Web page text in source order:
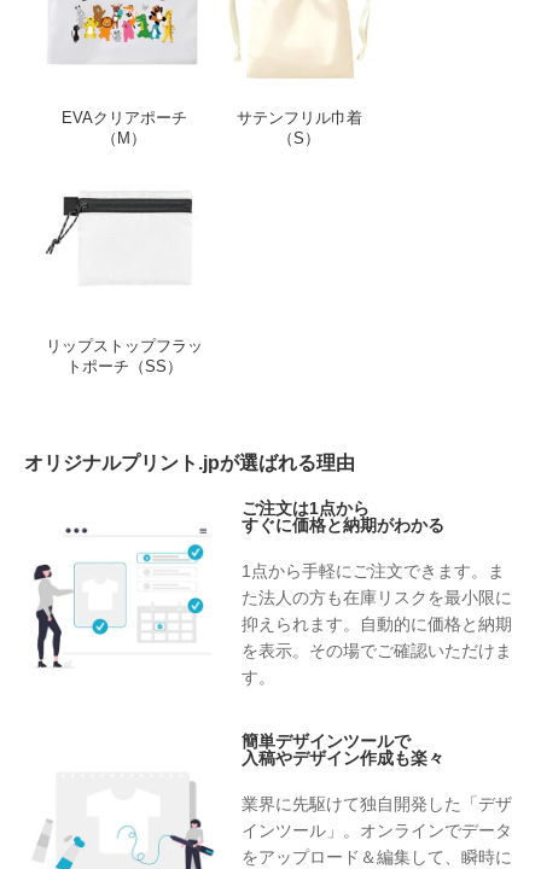
EVAクリアポーチ
（M）
サテンフリル巾着
（S）
リップストップフラッ
トポーチ（SS）
オリジナルプリント.jpが選ばれる理由
ご注文は1点から
すぐに価格と納期がわかる
1点から手軽にご注文できます。ま
た法人の方も在庫リスクを最小限に
抑えられます。自動的に価格と納期
を表示。その場でご確認いただけま
す。
簡単デザインツールで
入稿やデザイン作成も楽々
業界に先駆けて独自開発した「デザ
インツール」。オンラインでデータ
をアップロード＆編集して、瞬時に